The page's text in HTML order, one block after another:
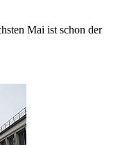
Mai ist schon der